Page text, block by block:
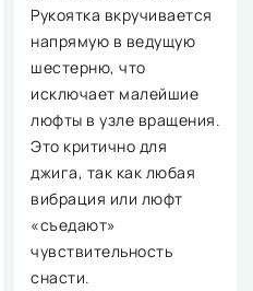
Рукоятка вкручивается
напрямую в ведущую
шестерню, что
исключает малейшие
люфты в узле вращения.
Это критично для
джига, так как любая
вибрация или люфт
«съедают»
чувствительность
снасти.